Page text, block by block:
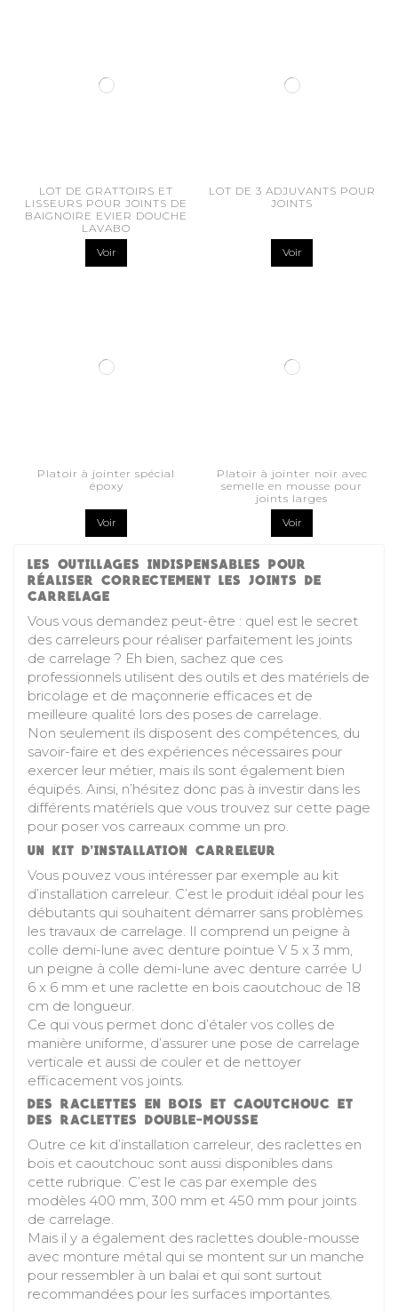
LOT DE GRATTOIRS ET
LISSEURS POUR JOINTS DE
BAIGNOIRE EVIER DOUCHE
LAVABO
Voir
LOT DE 3 ADJUVANTS POUR
JOINTS
Voir
Platoir à jointer spécial
époxy
Voir
Platoir à jointer noir avec
semelle en mousse pour
joints larges
Voir
LES OUTILLAGES INDISPENSABLES POUR
RÉALISER CORRECTEMENT LES JOINTS DE
CARRELAGE
Vous vous demandez peut-être : quel est le secret
des carreleurs pour réaliser parfaitement les joints
de carrelage ? Eh bien, sachez que ces
professionnels utilisent des outils et des matériels de
bricolage et de maçonnerie efficaces et de
meilleure qualité lors des poses de carrelage.
Non seulement ils disposent des compétences, du
savoir-faire et des expériences nécessaires pour
exercer leur métier, mais ils sont également bien
équipés. Ainsi, n’hésitez donc pas à investir dans les
différents matériels que vous trouvez sur cette page
pour poser vos carreaux comme un pro.
UN KIT D’INSTALLATION CARRELEUR
Vous pouvez vous intéresser par exemple au kit
d’installation carreleur. C’est le produit idéal pour les
débutants qui souhaitent démarrer sans problèmes
les travaux de carrelage. Il comprend un peigne à
colle demi-lune avec denture pointue V 5 x 3 mm,
un peigne à colle demi-lune avec denture carrée U
6 x 6 mm et une raclette en bois caoutchouc de 18
cm de longueur.
Ce qui vous permet donc d’étaler vos colles de
manière uniforme, d’assurer une pose de carrelage
verticale et aussi de couler et de nettoyer
efficacement vos joints.
DES RACLETTES EN BOIS ET CAOUTCHOUC ET
DES RACLETTES DOUBLE-MOUSSE
Outre ce kit d’installation carreleur, des raclettes en
bois et caoutchouc sont aussi disponibles dans
cette rubrique. C’est le cas par exemple des
modèles 400 mm, 300 mm et 450 mm pour joints
de carrelage.
Mais il y a également des raclettes double-mousse
avec monture métal qui se montent sur un manche
pour ressembler à un balai et qui sont surtout
recommandées pour les surfaces importantes.